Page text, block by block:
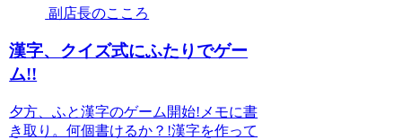
副店長のこころ
漢字、クイズ式にふたりでゲー
ム!!
夕方、ふと漢字のゲーム開始!メモに書
き取り。何個書けるか？!漢字を作って